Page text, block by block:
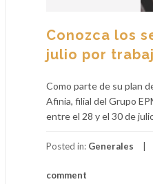
Conozca los
julio por
Como parte de su plan
Afinia, filial del Grupo
entre el 28 y el 30 de
Posted in: Generales
comment